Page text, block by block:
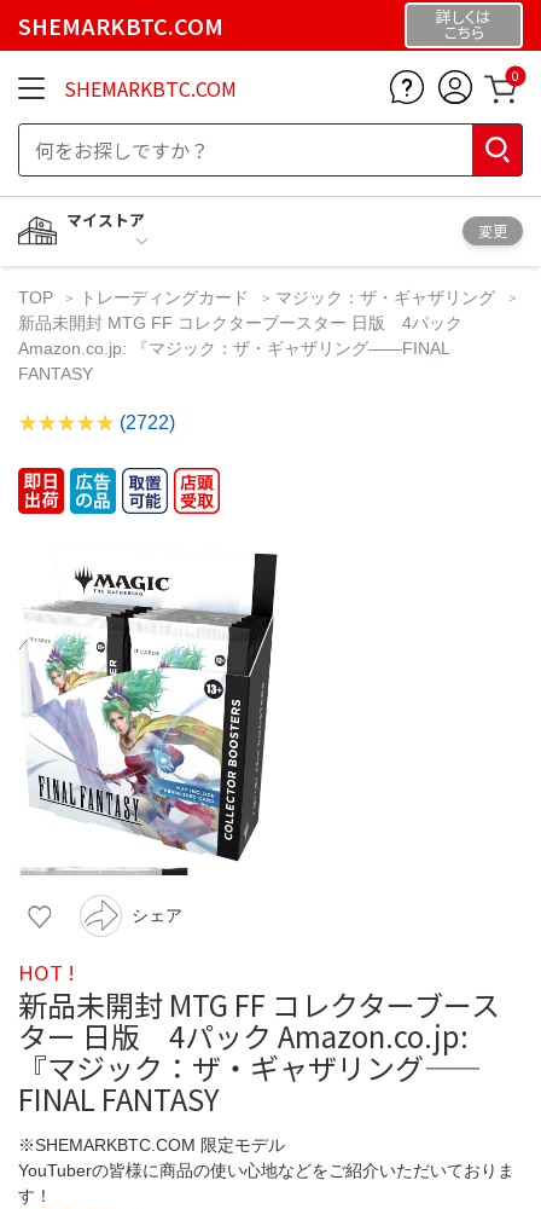
SHEMARKBTC.COM 詳しくは
こちら
SHEMARKBTC.COM 0
マイストア
変更
TOP トレーディングカード
マジック：ザ・ギャザリング
新品未開封 MTG FF コレクターブースター 日版 4パック
Amazon.co.jp: 『マジック：ザ・ギャザリング——FINAL
FANTASY
(2722)
シェア
HOT !
新品未開封 MTG FF コレクターブース
ター 日版 4パック Amazon.co.jp:
『マジック：ザ・ギャザリング——
FINAL FANTASY
※SHEMARKBTC.COM 限定モデル
YouTuberの皆様に商品の使い心地などをご紹介いただいておりま
す！